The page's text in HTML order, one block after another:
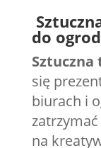
do
Sztuczna
się
biurach i
na